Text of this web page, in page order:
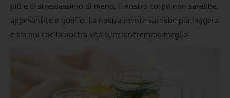
più e ci stressassimo di meno, il nostro corpo non sarebbe
appesantito e gonfio. La nostra mente sarebbe più leggera
e sia noi che la nostra vita funzioneremmo meglio.